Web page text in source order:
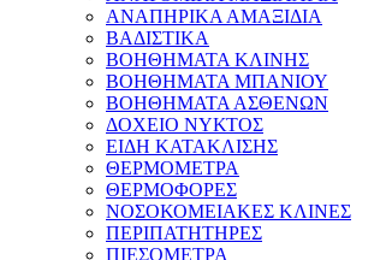
ΑΝΑΠΗΡΙΚΑ ΑΜΑΞΙΔΙΑ
ΒΑΔΙΣΤΙΚΑ
ΒΟΗΘΗΜΑΤΑ ΚΛΙΝΗΣ
ΒΟΗΘΗΜΑΤΑ ΜΠΑΝΙΟΥ
ΒΟΗΘΗΜΑΤΑ ΑΣΘΕΝΩΝ
ΔΟΧΕΙΟ ΝΥΚΤΟΣ
ΕΙΔΗ ΚΑΤΑΚΛΙΣΗΣ
ΘΕΡΜΟΜΕΤΡΑ
ΘΕΡΜΟΦΟΡΕΣ
ΝΟΣΟΚΟΜΕΙΑΚΕΣ ΚΛΙΝΕΣ
ΠΕΡΙΠΑΤΗΤΗΡΕΣ
ΠΙΕΣΟΜΕΤΡΑ